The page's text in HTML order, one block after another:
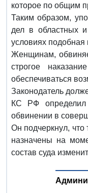
которое по общим
Таким образом,
дел в областных
условиях подобная
Женщинам,
строгое
обеспечиваться
Законодатель
КС РФ определил
обвинении в
Он подчеркнул, что
назначены на
состав суда